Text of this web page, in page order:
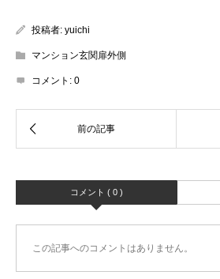
投稿者: yuichi
マンション玄関扉外側
コメント: 0
コメント ( 0 )
この記事へのコメントはありません。